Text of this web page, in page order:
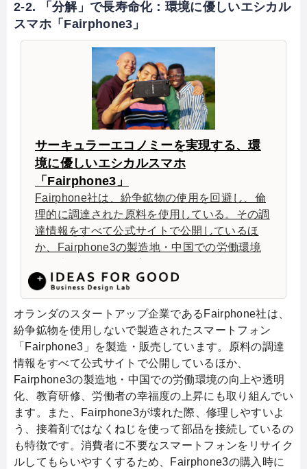
2-2. 「分解」で長寿命化：環境に優しいエシカル
スマホ「Fairphone3」
サーキュラーエコノミーを実現する、環
境に優しいエシカルスマホ
「Fairphone3」
Fairphone社は、紛争鉱物の使用を回避し、倫
理的に調達された原料を使用している。その調
達情報をすべて公式サイトで公開しているほ
か、Fairphone3の製造地・中国での労働環境
者の幸福度の上昇にも取り組んでいる。壊れた
際、修理がしやすいよう、部品の接続に接着剤
ではなくねじを使っているのも特徴だ。また、
消費者に不要なスマートフォンをリサイクルし
てもらいやすくしようと、Fairphone3の購入
時に20〜40ユーロを還元する取り組みを実施
している。
オランダのスタートアップ企業であるFairphone社は、
紛争鉱物を使用しないで製造されたスマートフォン
「Fairphone3」を製造・販売しています。原料の調達
情報をすべて公式サイトで公開しているほか、
Fairphone3の製造地・中国での労働環境の向上や透明
化、教育研修、労働者の幸福度の上昇にも取り組んでい
ます。また、Fairphone3が壊れた際、修理しやすいよ
う、接着剤ではなくねじを使って部品を接続しているの
も特徴です。消費者に不要なスマートフォンをリサイク
ルしてもらいやすくするため、Fairphone3の購入時に